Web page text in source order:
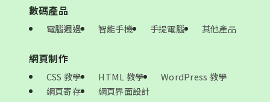
數碼產品
電腦週邊 智能手機 手提電腦 其他產品
網頁制作
CSS 教學 HTML 教學
WordPress 教學
網頁寄存
網頁界面設計